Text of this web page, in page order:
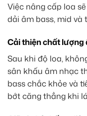
Việc nâng cấp loa
dải âm bass, mid và
Cải thiện chất
Sau khi độ loa,
sân khấu âm nhạc
bass chắc khỏe và
bớt căng thẳng khi